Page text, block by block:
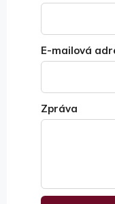
E-mailová
Zpráva